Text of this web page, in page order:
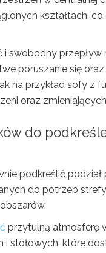
kształtach,
i swobodny
poruszanie się
na przykład sofy z
oraz
do
podkreślić
do potrzeb
przytulną atmosferę
które